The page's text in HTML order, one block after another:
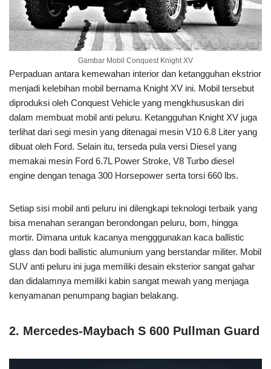
Gambar Mobil Conquest Knight XV
Perpaduan antara kemewahan interior dan ketangguhan ekstrior
menjadi kelebihan mobil bernama Knight XV ini. Mobil tersebut
diproduksi oleh Conquest Vehicle yang mengkhususkan diri
dalam membuat mobil anti peluru. Ketangguhan Knight XV juga
terlihat dari segi mesin yang ditenagai mesin V10 6.8 Liter yang
dibuat oleh Ford. Selain itu, terseda pula versi Diesel yang
memakai mesin Ford 6.7L Power Stroke, V8 Turbo diesel
engine dengan tenaga 300 Horsepower serta torsi 660 lbs.
Setiap sisi mobil anti peluru ini dilengkapi teknologi terbaik yang
bisa menahan serangan berondongan peluru, bom, hingga
mortir. Dimana untuk kacanya mengggunakan kaca ballistic
glass dan bodi ballistic alumunium yang berstandar militer. Mobil
SUV anti peluru ini juga memiliki desain eksterior sangat gahar
dan didalamnya memiliki kabin sangat mewah yang menjaga
kenyamanan penumpang bagian belakang.
2. Mercedes-Maybach S 600 Pullman Guard